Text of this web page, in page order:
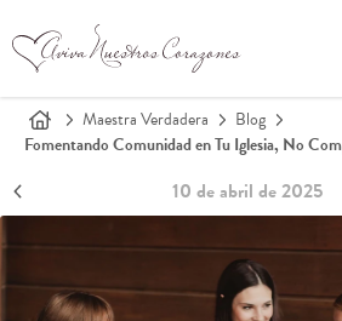
Maestra Verdadera
Blog
Fomentando Comunidad en Tu Iglesia, No
10 de abril de 2025